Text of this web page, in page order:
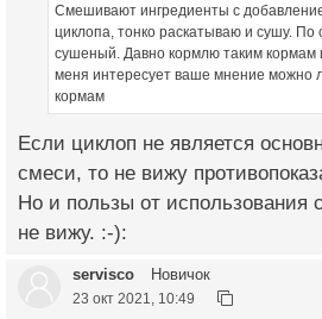
Смешивают ингредиенты с
циклопа, тонко раскатываю и сушу. По
сушеный. Давно кормлю таким кормам
меня интересует ваше мнение можно
кормам
Если циклоп не является
смеси, то не вижу
Но и пользы от использования
не вижу. :-):
servisco Новичок
23 окт 2021, 10:49